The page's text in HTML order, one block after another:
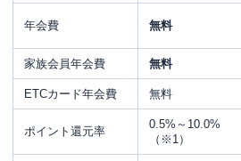
年会費 無料
家族会員年会費 無料
ETCカード年会費 無料
ポイント還元率
0.5%～10.0%
（※1）